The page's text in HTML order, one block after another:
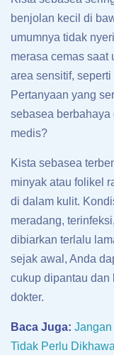
benjolan kecil di
umumnya tidak
merasa cemas saat
area sensitif,
Pertanyaan yang
sebasea
medis?
Kista sebasea
minyak atau folikel
di dalam kulit.
meradang,
dibiarkan terlalu
sejak awal, Anda
cukup dipantau
dokter.
Baca Juga:
Tidak Perlu